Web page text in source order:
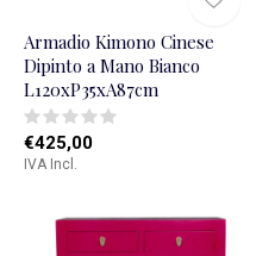
Armadio Kimono Cinese
Dipinto a Mano Bianco
L120xP35xA87cm
€425,00
IVA Incl.